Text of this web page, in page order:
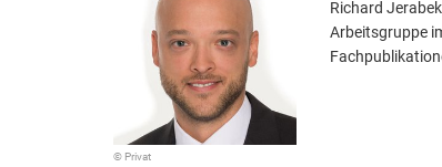
© Privat
Richard
Arbeitsgruppe